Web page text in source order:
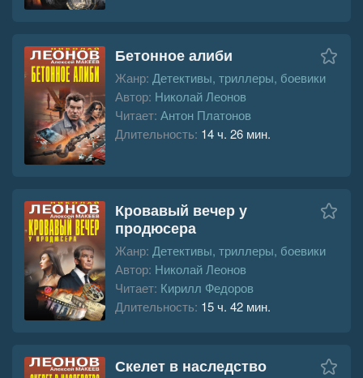
Бетонное алиби
Жанр: Детективы, триллеры, боевики
Автор: Николай Леонов
Читает: Антон Платонов
Длительность: 14 ч. 26 мин.
Кровавый вечер у
продюсера
Жанр: Детективы, триллеры, боевики
Автор: Николай Леонов
Читает: Кирилл Федоров
Длительность: 15 ч. 42 мин.
Скелет в наследство